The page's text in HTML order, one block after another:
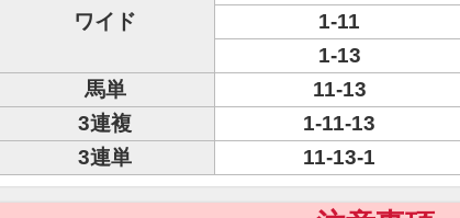
ワイド
1-11
1-13
馬単
11-13
3連複
1-11-13
3連単
11-13-1